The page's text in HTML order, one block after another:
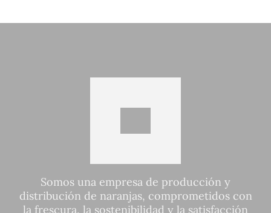
Somos una empresa de producción y
distribución de naranjas, comprometidos con
la frescura, la sostenibilidad y la satisfacción